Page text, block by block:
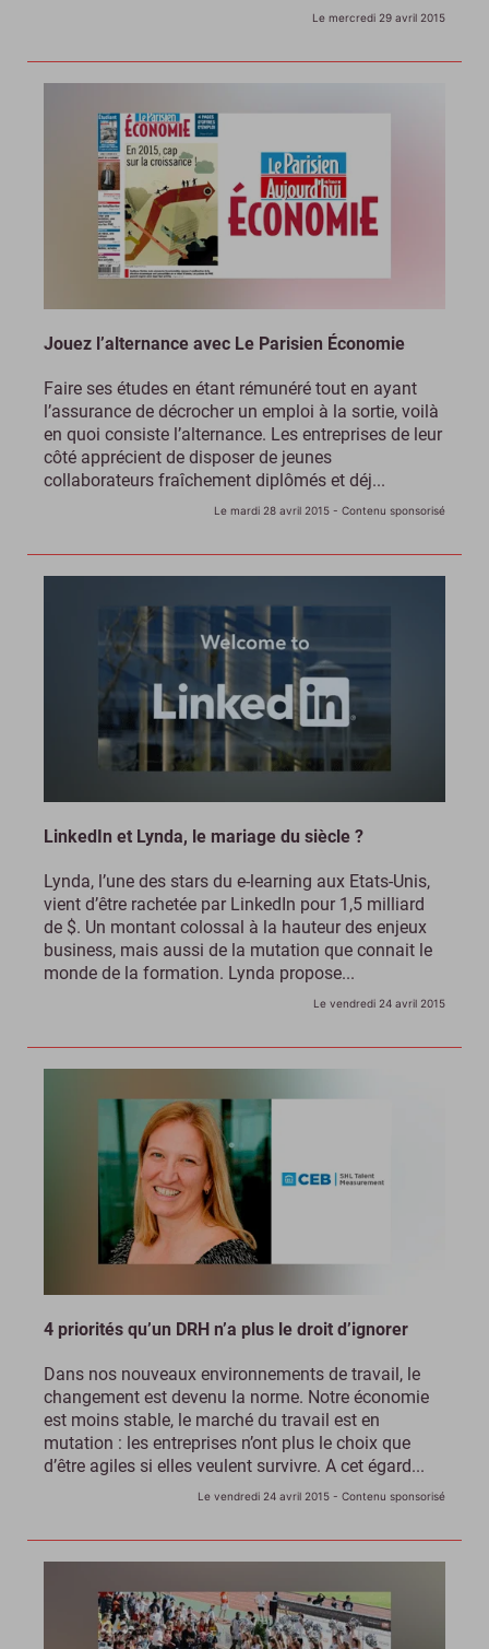
Le mercredi 29 avril 2015
Jouez l’alternance avec Le Parisien Économie
Faire ses études en étant rémunéré tout en ayant
l’assurance de décrocher un emploi à la sortie, voilà
en quoi consiste l’alternance. Les entreprises de leur
côté apprécient de disposer de jeunes
collaborateurs fraîchement diplômés et déj...
Le mardi 28 avril 2015 - Contenu sponsorisé
LinkedIn et Lynda, le mariage du siècle ?
Lynda, l’une des stars du e-learning aux Etats-Unis,
vient d’être rachetée par LinkedIn pour 1,5 milliard
de $. Un montant colossal à la hauteur des enjeux
business, mais aussi de la mutation que connait le
monde de la formation. Lynda propose...
Le vendredi 24 avril 2015
4 priorités qu’un DRH n’a plus le droit d’ignorer
Dans nos nouveaux environnements de travail, le
changement est devenu la norme. Notre économie
est moins stable, le marché du travail est en
mutation : les entreprises n’ont plus le choix que
d’être agiles si elles veulent survivre. A cet égard...
Le vendredi 24 avril 2015 - Contenu sponsorisé